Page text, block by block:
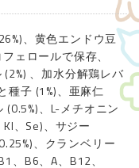
、黄色エンドウ豆
ェロールで保存、
(2%) 、加水分解鶏レバ
種子 (1%)、亜麻仁
(0.5%)、L-メチオニン
、Se)、サジー
、クランベリー
、B6、A、B12、